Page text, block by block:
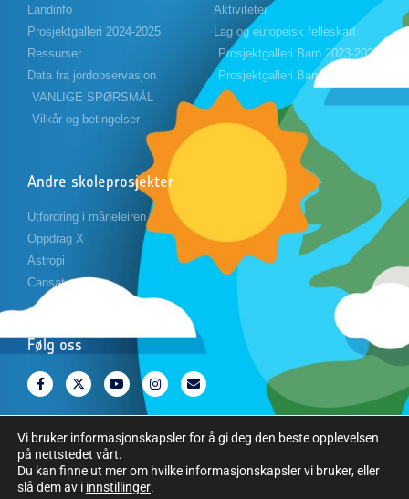
Landinfo
Prosjektgalleri 2024-2025
Ressurser
Data fra jordobservasjon
VANLIGE SPØRSMÅL
Vilkår og betingelser
Aktiviteter
Lag og europeisk felleskart
Prosjektgalleri Barn 2023-2024
Prosjektgalleri Barn 2024-2025
Andre skoleprosjekter
Utfordring i måneleiren
Oppdrag X
Astropi
Cansat
Følg oss
Opphavsrett © Den europeiske romorganisasjonen. Alle rettigheter
forbeholdes.
Vi bruker informasjonskapsler for å gi deg den beste opplevelsen
på nettstedet vårt.
Du kan finne ut mer om hvilke informasjonskapsler vi bruker, eller
slå dem av i innstillinger.